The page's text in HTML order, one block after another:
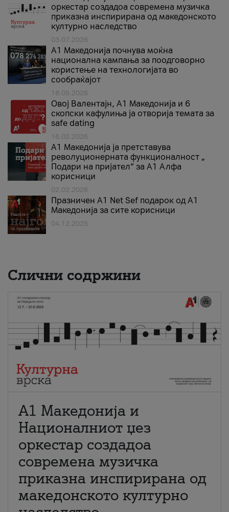
оркестар создадоа современа музичка
приказна инспирирана од македонското
културно наследство
03.07.2026
A1 Македонија почнува моќна
национална кампања за поодговорно
користење на технологијата во
сообраќајот
18.05.2026
Овој Валентајн, A1 Македонија и 6
скопски кафулиња ја отворија темата за
safe dating
16.02.2026
А1 Македонија ја претставува
револуционерната функционалност „
Подари на пријател“ за А1 Алфа
корисници
02.02.2026
Празничен A1 Net Sеf подарок од А1
Македонија за сите корисници
04.12.2025
Слични содржини
А1 Македонија и
Националниот џез
оркестар создадоа
современа музичка
приказна инспирирана од
македонското културно